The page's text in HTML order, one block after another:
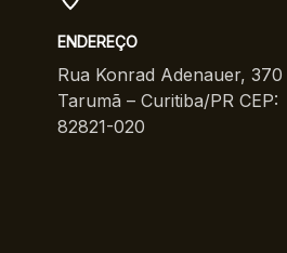
ENDEREÇO
Rua Konrad Adenauer, 370
Tarumã – Curitiba/PR CEP:
82821-020